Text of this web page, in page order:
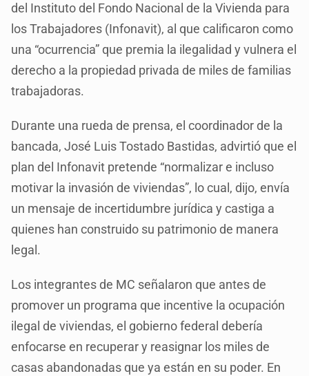
del Instituto del Fondo Nacional de la Vivienda para
los Trabajadores (Infonavit), al que calificaron como
una “ocurrencia” que premia la ilegalidad y vulnera el
derecho a la propiedad privada de miles de familias
trabajadoras.
Durante una rueda de prensa, el coordinador de la
bancada, José Luis Tostado Bastidas, advirtió que el
plan del Infonavit pretende “normalizar e incluso
motivar la invasión de viviendas”, lo cual, dijo, envía
un mensaje de incertidumbre jurídica y castiga a
quienes han construido su patrimonio de manera
legal.
Los integrantes de MC señalaron que antes de
promover un programa que incentive la ocupación
ilegal de viviendas, el gobierno federal debería
enfocarse en recuperar y reasignar los miles de
casas abandonadas que ya están en su poder. En